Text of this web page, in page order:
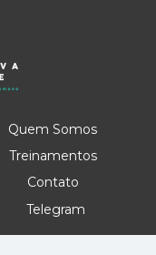
Quem Somos
Treinamentos
Contato
Telegram